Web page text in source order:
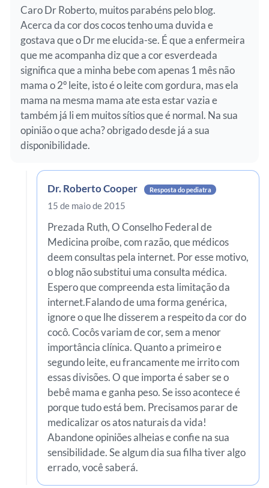
Caro Dr Roberto, muitos parabéns pelo blog.
Acerca da cor dos cocos tenho uma duvida e
gostava que o Dr me elucida-se. É que a enfermeira
que me acompanha diz que a cor esverdeada
significa que a minha bebe com apenas 1 mês não
mama o 2º leite, isto é o leite com gordura, mas ela
mama na mesma mama ate esta estar vazia e
também já li em muitos sítios que é normal. Na sua
opinião o que acha? obrigado desde já a sua
disponibilidade.
Dr. Roberto Cooper Resposta do pediatra
15 de maio de 2015
Prezada Ruth, O Conselho Federal de
Medicina proíbe, com razão, que médicos
deem consultas pela internet. Por esse motivo,
o blog não substitui uma consulta médica.
Espero que compreenda esta limitação da
internet.Falando de uma forma genérica,
ignore o que lhe disserem a respeito da cor do
cocô. Cocôs variam de cor, sem a menor
importância clínica. Quanto a primeiro e
segundo leite, eu francamente me irrito com
essas divisões. O que importa é saber se o
bebê mama e ganha peso. Se isso acontece é
porque tudo está bem. Precisamos parar de
medicalizar os atos naturais da vida!
Abandone opiniões alheias e confie na sua
sensibilidade. Se algum dia sua filha tiver algo
errado, você saberá.